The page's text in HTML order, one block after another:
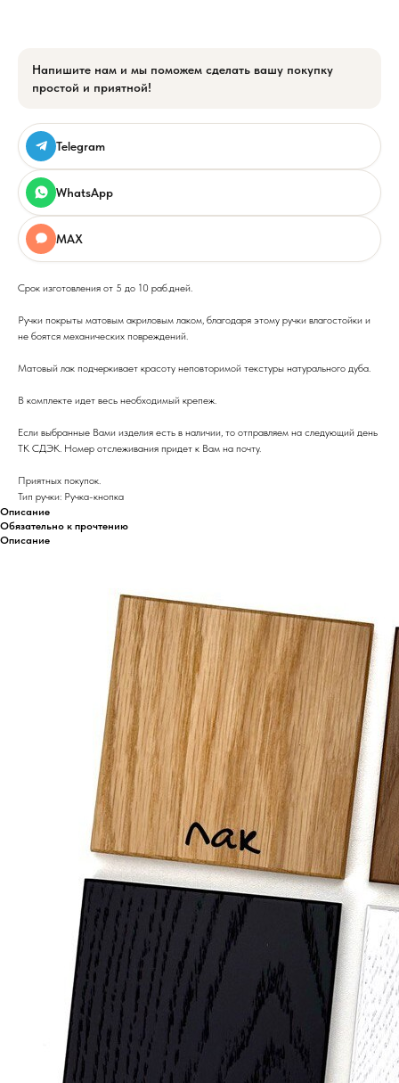
Напишите нам и мы поможем сделать вашу покупку
простой и приятной!
Telegram
WhatsApp
MAX
Срок изготовления от 5 до 10 раб.дней.
Ручки покрыты матовым акриловым лаком, благодаря этому ручки влагостойки и
не боятся механических повреждений.
Матовый лак подчеркивает красоту неповторимой текстуры натурального дуба.
В комплекте идет весь необходимый крепеж.
Если выбранные Вами изделия есть в наличии, то отправляем на следующий день
ТК СДЭК. Номер отслеживания придет к Вам на почту.
Приятных покупок.
Тип ручки: Ручка-кнопка
Описание
Обязательно к прочтению
Описание